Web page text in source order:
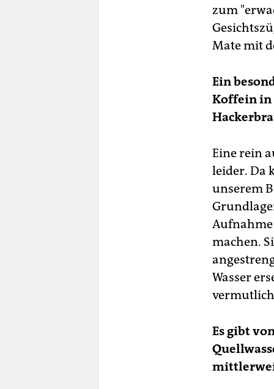
zum
Mate mit
Ein
Koffein in
Eine rein
leider. Da
unserem
Aufnahme
machen.
Wasser
Es gibt